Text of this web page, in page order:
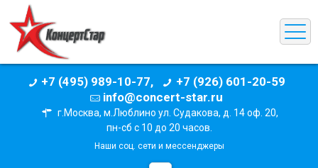
+7 (495) 989-10-77,
+7 (926) 601-20-59
info@concert-star.ru
г.Москва, м.Люблино ул. Судакова, д. 14 оф. 20,
пн-сб с 10 до 20 часов.
Наши соц. сети и мессенджеры